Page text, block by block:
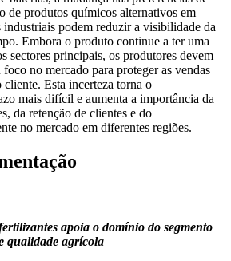
de produtos químicos alternativos em
industriais podem reduzir a visibilidade da
Embora o produto continue a ter uma
sectores principais, os produtores devem
no mercado para proteger as vendas
Esta incerteza torna o
mais difícil e aumenta a importância da
da retenção de clientes e do
no mercado em diferentes regiões.
apoia o domínio do segmento
qualidade agrícola